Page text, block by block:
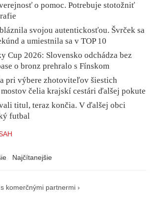
o pomoc. Potrebuje stotožniť
svojou autentickosťou. Švrček sa
a umiestnila sa v TOP 10
Cup 2026: Slovensko odchádza bez
o bronz prehralo s Fínskom
pri výbere zhotoviteľov šiestich
čelia krajskí cestári ďalšej pokute
titul, teraz končia. V ďalšej obci
futbal
Najčítanejšie
komerčnými partnermi ›